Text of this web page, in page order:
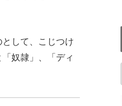
して、こじつけ
奴隷」、「ディ